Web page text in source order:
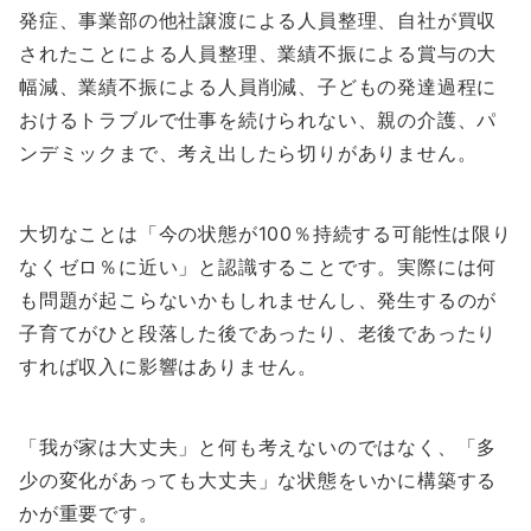
発症、事業部の他社譲渡による人員整理、自社が買収
されたことによる人員整理、業績不振による賞与の大
幅減、業績不振による人員削減、子どもの発達過程に
おけるトラブルで仕事を続けられない、親の介護、パ
ンデミックまで、考え出したら切りがありません。
大切なことは「今の状態が100％持続する可能性は限り
なくゼロ％に近い」と認識することです。実際には何
も問題が起こらないかもしれませんし、発生するのが
子育てがひと段落した後であったり、老後であったり
すれば収入に影響はありません。
「我が家は大丈夫」と何も考えないのではなく、「多
少の変化があっても大丈夫」な状態をいかに構築する
かが重要です。